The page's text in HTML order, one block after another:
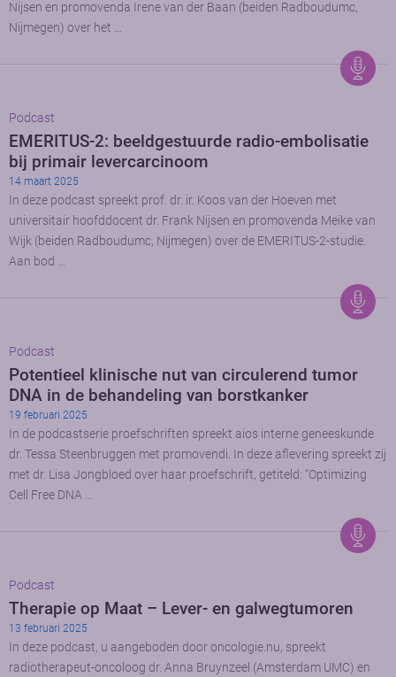
Nijsen en promovenda Irene van der Baan (beiden Radboudumc,
Nijmegen) over het …
Podcast
EMERITUS-2: beeldgestuurde radio-embolisatie
bij primair levercarcinoom
14 maart 2025
In deze podcast spreekt prof. dr. ir. Koos van der Hoeven met
universitair hoofddocent dr. Frank Nijsen en promovenda Meike van
Wijk (beiden Radboudumc, Nijmegen) over de EMERITUS-2-studie.
Aan bod …
Podcast
Potentieel klinische nut van circulerend tumor
DNA in de behandeling van borstkanker
19 februari 2025
In de podcastserie proefschriften spreekt aios interne geneeskunde
dr. Tessa Steenbruggen met promovendi. In deze aflevering spreekt zij
met dr. Lisa Jongbloed over haar proefschrift, getiteld: “Optimizing
Cell Free DNA …
Podcast
Therapie op Maat – Lever- en galwegtumoren
13 februari 2025
In deze podcast, u aangeboden door oncologie.nu, spreekt
radiotherapeut-oncoloog dr. Anna Bruynzeel (Amsterdam UMC) en